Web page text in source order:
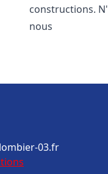
constructions.
nous
03.fr